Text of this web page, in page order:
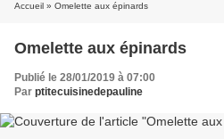
Accueil » Omelette aux épinards
Omelette aux épinards
Publié le 28/01/2019 à 07:00
Par ptitecuisinedepauline